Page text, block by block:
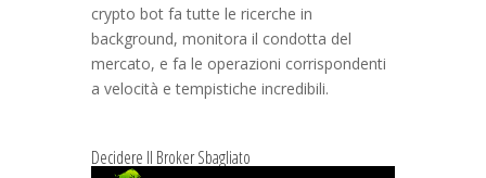
crypto bot fa tutte le ricerche in
background, monitora il condotta del
mercato, e fa le operazioni corrispondenti
a velocità e tempistiche incredibili.
Decidere Il Broker Sbagliato